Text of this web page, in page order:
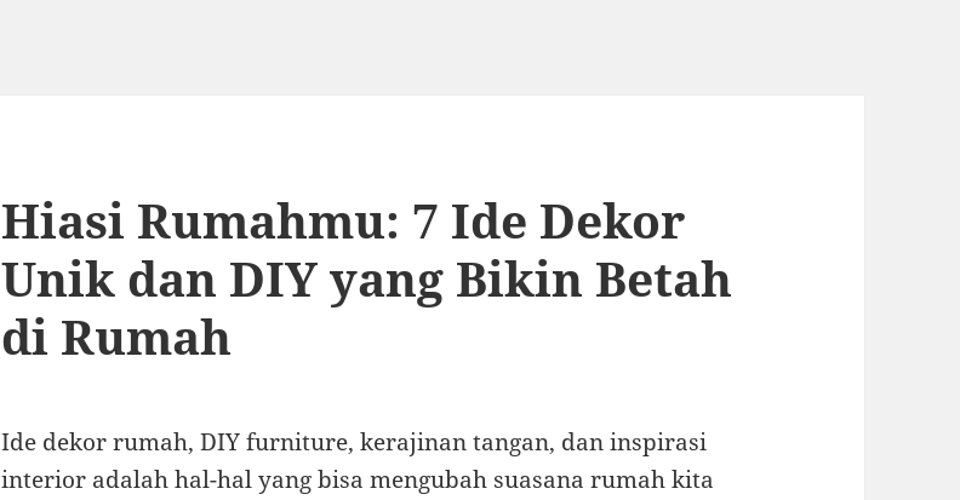
Hiasi Rumahmu: 7 Ide Dekor
Unik dan DIY yang Bikin Betah
di Rumah
Ide dekor rumah, DIY furniture, kerajinan tangan, dan inspirasi
interior adalah hal-hal yang bisa mengubah suasana rumah kita